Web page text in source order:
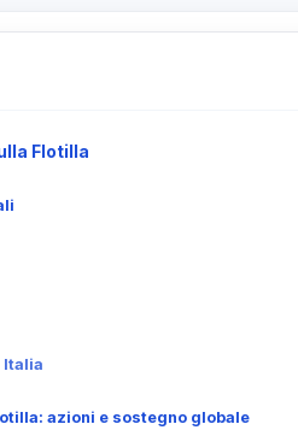
Flotilla
Italia
azioni e sostegno globale